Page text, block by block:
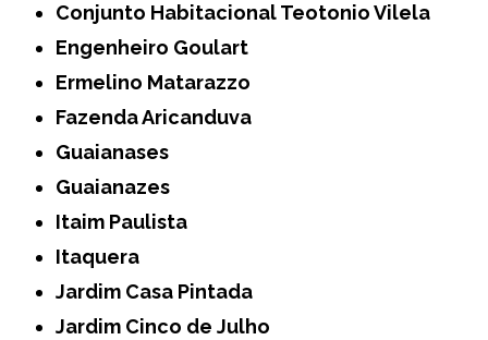
Conjunto Habitacional Teotonio Vilela
Engenheiro Goulart
Ermelino Matarazzo
Fazenda Aricanduva
Guaianases
Guaianazes
Itaim Paulista
Itaquera
Jardim Casa Pintada
Jardim Cinco de Julho